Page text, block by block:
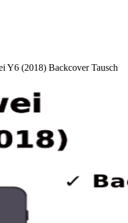
Y6 (2018) Backcover Tausch